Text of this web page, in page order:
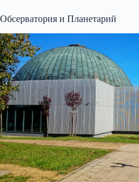
Обсерватория и Планетарий